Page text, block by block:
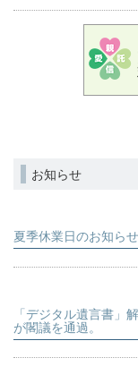
お知らせ
夏季休業日のお知らせ
「デジタル遺言書」
が閣議を通過。